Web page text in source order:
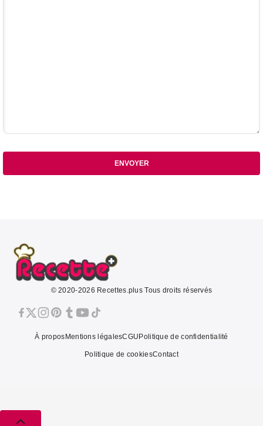
ENVOYER
© 2020-2026 Recettes.plus Tous droits réservés
À propos Mentions légalesCGU Politique de confidentialité
Politique de cookiesContact